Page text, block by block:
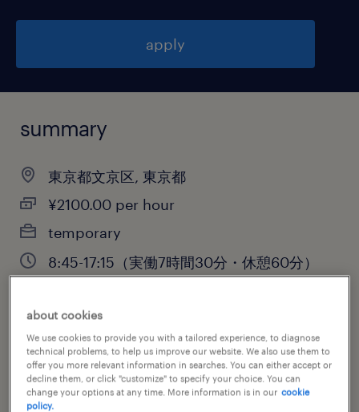
apply
summary
東京都文京区, 東京都
¥2100.00 per hour
temporary
8:45-17:15（実働7時間30分・休憩60分）
job category
information technology
about cookies
We use cookies to provide you with a tailored experience, to diagnose
technical problems, to help us improve our website. We also use them to
offer you more relevant information in searches. You can either accept or
decline them, or click "customize" to specify your choice. You can
change your options at any time. More information is in our cookie
policy.